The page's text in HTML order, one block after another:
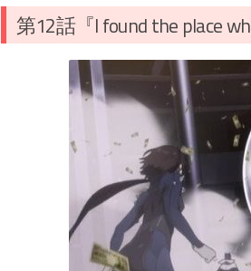
第12話『I found the place